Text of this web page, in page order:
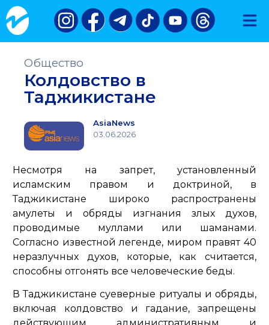
Общество
Колдовство в
Таджикистане
AsiaNews
03.06.2026
Несмотря на запрет, установленный
исламским правом и доктриной, в
Таджикистане широко распространены
амулеты и обряды изгнания злых духов,
проводимые муллами или шаманами.
Согласно известной легенде, миром правят 40
неразлучных духов, которые, как считается,
способны отгонять все человеческие беды.
В Таджикистане суеверные ритуалы и обряды,
включая колдовство и гадание, запрещены
действующим административным и